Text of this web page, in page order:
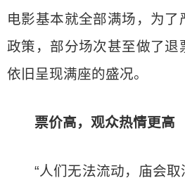
电影基本就全部满场，为了
政策，部分场次甚至做了退
依旧呈现满座的盛况。
票价高，观众热情更高
“人们无法流动，庙会